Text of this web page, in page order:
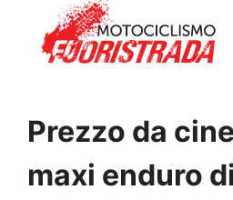
contenuto
Prezzo da
maxi enduro